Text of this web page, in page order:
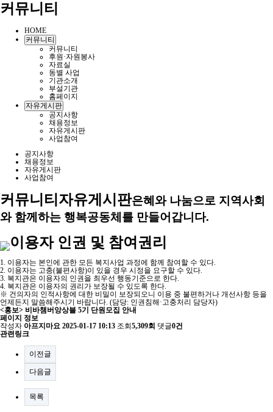
커뮤니티
HOME
커뮤니티
커뮤니티
후원·자원봉사
자료실
동별 사업
기관소개
부설기관
홈페이지
자유게시판
공지사항
채용정보
자유게시판
사업참여
공지사항
채용정보
자유게시판
사업참여
커뮤니티 자유게시판은혜와 나눔으로 지역사회
와 함께하는 행복공동체를 만들어갑니다.
이용자 인권 및 참여권리
1. 이용자는 본인에 관한 모든 복지사업 과정에 함께 참여할 수 있다.
2. 이용자는 고충(불편사항)이 있을 경우 시정을 요구할 수 있다.
3. 복지관은 이용자의 인권을 최우선 행동기준으로 한다.
4. 복지관은 이용자의 권리가 보장될 수 있도록 한다.
※ 건의자의 인적사항에 대한 비밀이 보장되오니 이용 중 불편하거나 개선사항 등을
언제든지 말씀해주시기 바랍니다. (담당: 인권침해·고충처리 담당자)
<홍보> 비바챔버앙상블 5기 단원모집 안내
페이지 정보
작성자 아프지마요 2025-01-17 10:13 조회 5,309회 댓글0건
관련링크
이전글
다음글
목록